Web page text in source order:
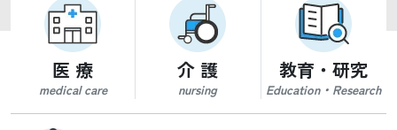
医 療
medical care
介 護
nursing
教育・研究
Education・Research